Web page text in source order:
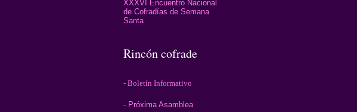
XXXVI Encuentro Nacional
de Cofradías de Semana
Santa
Rincón cofrade
- Boletín Informativo
- Próxima Asamblea